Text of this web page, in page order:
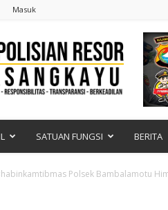
Masuk
SATUAN FUNGSI BERITA
Polsek Bambalamotu